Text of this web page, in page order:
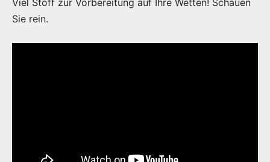
Sie rein.